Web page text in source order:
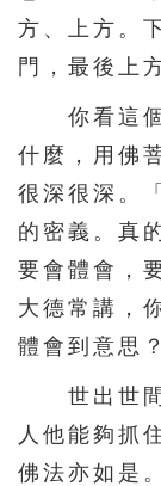
方、上方。
門，最後上
你看這個
什麼，用佛
很深很深。
的密義。真
要會體會，
大德常講，
體會到意思
世出世間
人他能夠抓
佛法亦如是